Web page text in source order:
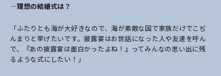
―理想の結婚式は？
「ふたりとも海が大好きなので、海が素敵な国で家族だけでこぢ
んまりと挙げたいです。披露宴はお世話になった人や友達を呼ん
で、『あの披露宴は面白かったよね！』ってみんなの思い出に残
るような式にしたい！」